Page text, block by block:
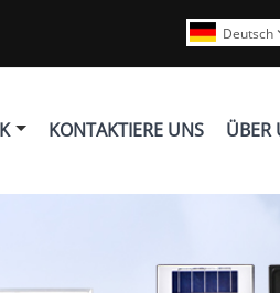
Deutsch
KONTAKTIERE UNS ÜBER